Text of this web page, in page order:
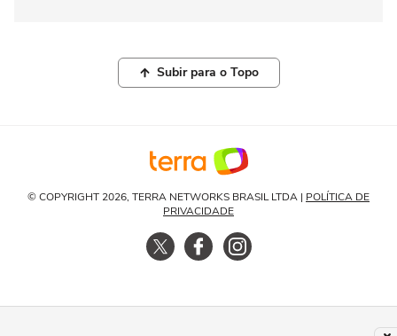
Subir para o Topo
© COPYRIGHT 2026, TERRA NETWORKS BRASIL LTDA | POLÍTICA DE
PRIVACIDADE